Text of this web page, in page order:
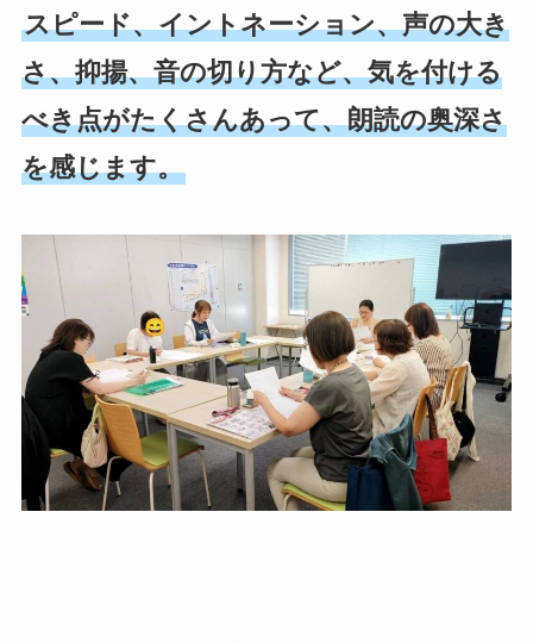
スピード、イントネーション、声の大き
さ、抑揚、音の切り方など、気を付ける
べき点がたくさんあって、朗読の奥深さ
を感じます。